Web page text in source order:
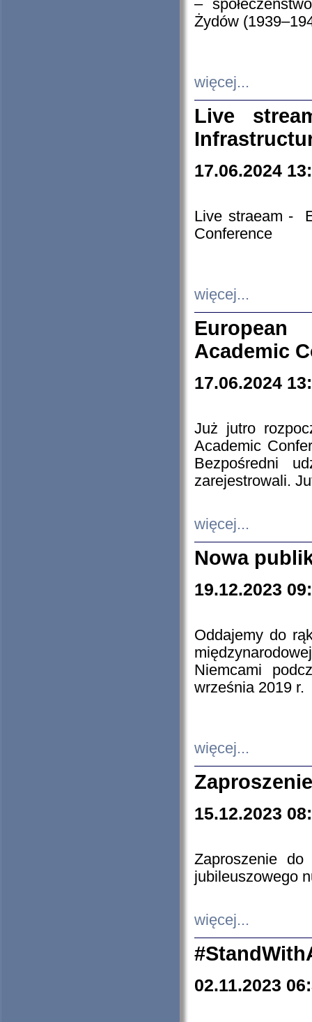
–
Żydów
więcej...
Live
17.06.2024
Live straeam -
Conference
więcej...
European
Academic
17.06.2024
Już jutro
Academic
Bezpośredni
zarejestrowali.
więcej...
Nowa
19.12.2023
Oddajemy do
Niemcami
września 2019 r.
więcej...
15.12.2023
Zaproszenie do
jubileuszowego
więcej...
02.11.2023